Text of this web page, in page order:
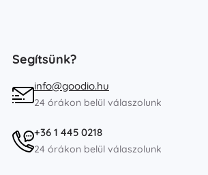
Segítsünk?
info@goodio.hu
24 órákon belül válaszolunk
+36 1 445 0218
24 órákon belül válaszolunk